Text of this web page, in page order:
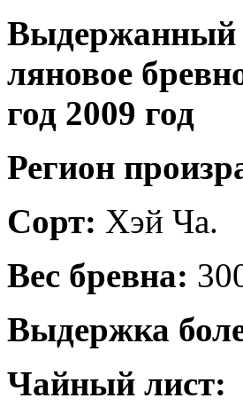
Выдержанный
ляновое
год 2009 год
Регион
Сорт: Хэй Ча.
Вес бревна:
Выдержка
Чайный лист: